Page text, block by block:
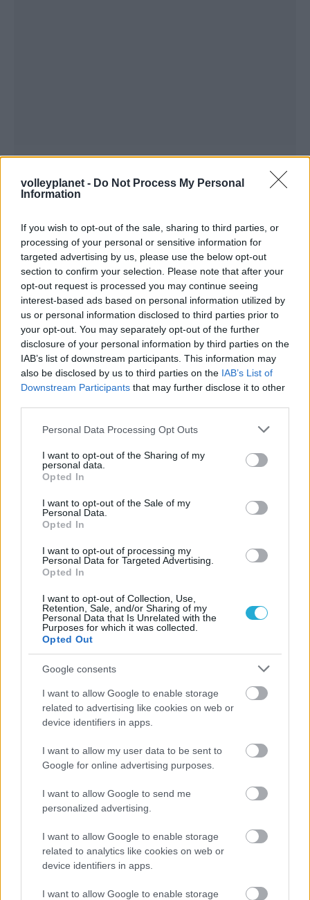
volleyplanet - Do Not Process My Personal
Information
If you wish to opt-out of the sale, sharing to third parties, or
processing of your personal or sensitive information for
targeted advertising by us, please use the below opt-out
section to confirm your selection. Please note that after your
opt-out request is processed you may continue seeing
interest-based ads based on personal information utilized by
us or personal information disclosed to third parties prior to
your opt-out. You may separately opt-out of the further
disclosure of your personal information by third parties on the
IAB’s list of downstream participants. This information may
also be disclosed by us to third parties on the IAB’s List of
Downstream Participants that may further disclose it to other
Please note that this website/app uses one or more Google
not limited to your visit or usage behaviour. You may click to
grant or deny consent to Google and its third-party tags to
use your data for below specified purposes in below Google
consent section.
Personal Data Processing Opt Outs
I want to opt-out of the Sharing of my
personal data.
Opted In
I want to opt-out of the Sale of my
Personal Data.
Opted In
I want to opt-out of processing my
Personal Data for Targeted Advertising.
Opted In
I want to opt-out of Collection, Use,
Retention, Sale, and/or Sharing of my
Personal Data that Is Unrelated with the
Purposes for which it was collected.
Opted Out
Google consents
I want to allow Google to enable storage
related to advertising like cookies on web or
device identifiers in apps.
I want to allow my user data to be sent to
Google for online advertising purposes.
I want to allow Google to send me
personalized advertising.
I want to allow Google to enable storage
related to analytics like cookies on web or
device identifiers in apps.
I want to allow Google to enable storage
ΡΟΗ ΕΙΔΗΣΕΩΝ
07/08/2026
«Αντίο» με ήττα για τις διεθνείς μας στο τουρνουά του
Ουρμπίνο
06/08/2026
Το πάλεψε μέχρι τέλους η Εθνική γυναικών κόντρα
στην Ιταλία Β’
06/08/2026
Πρωτάθλημα τον Δεκέμβριο – Αντιδρούν οι σύλλογοι
06/08/2026
Έτοιμη για… υψηλές πτήσεις η Μπενφίκα του Ψάρρα
με τον «Ιπτάμενο Ολλανδό» Βίλτενμπουργκ
05/08/2026
Ουρμπίνο
05/08/2026
Προς στρατηγική συνεργασία ΠΑΣΑΠΠ και
Πανεπιστημίου Πατρών
ΓΝΩΜΕΣ
ΠΕΝΥ ΡΟΝΤΟΓΙΑΝΝΗ
Από την Περούτζια του 2000
στο σήμερα: Tο τρίτο
ευρωπαϊκό ραντεβού του
ιστορία